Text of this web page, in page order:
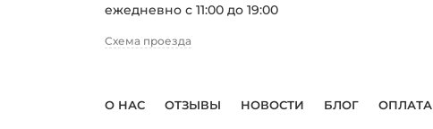
ежедневно с 11:00 до 19:00
Схема проезда
О НАС ОТЗЫВЫ НОВОСТИ БЛОГ ОПЛАТА